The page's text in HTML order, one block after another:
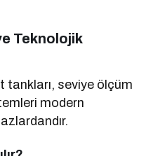
Teknolojik
tankları, seviye ölçüm
modern